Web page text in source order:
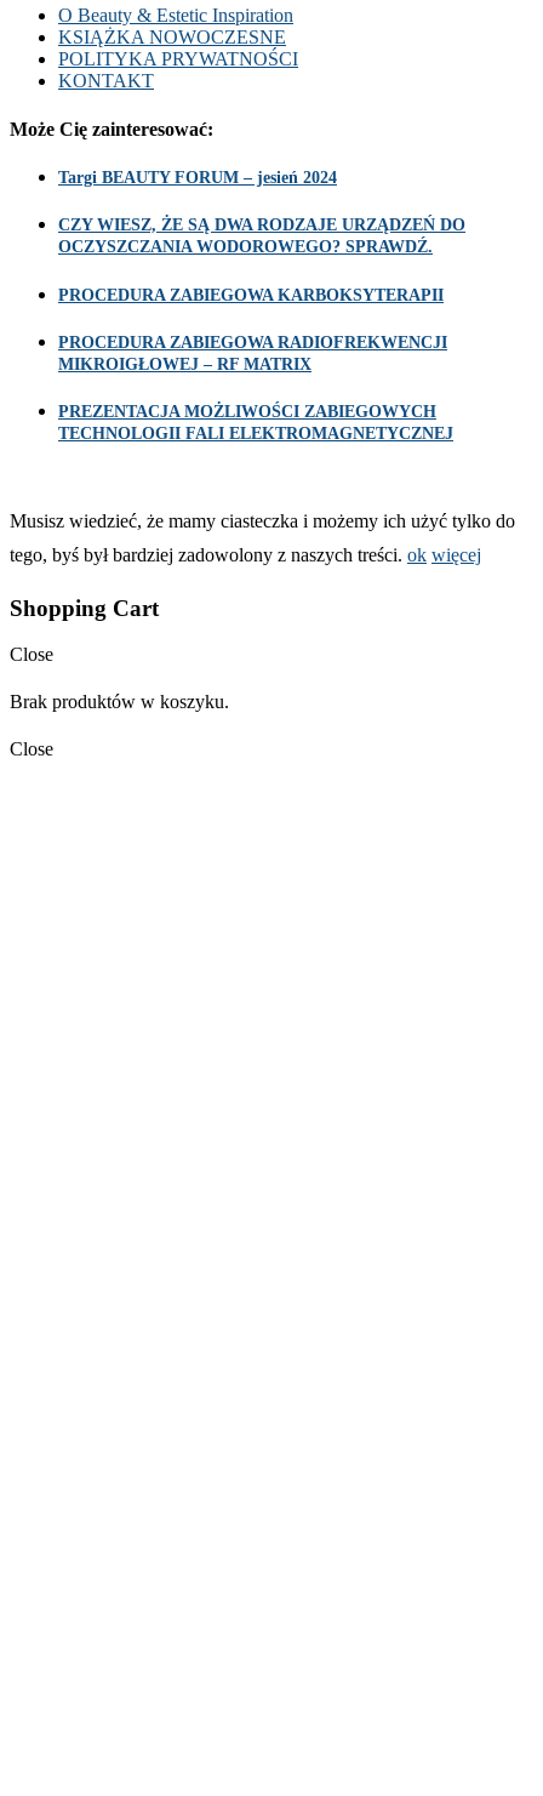
O Beauty & Estetic Inspiration
KSIĄŻKA NOWOCZESNE
POLITYKA PRYWATNOŚCI
KONTAKT
Może Cię zainteresować:
Targi BEAUTY FORUM – jesień 2024
CZY WIESZ, ŻE SĄ DWA RODZAJE URZĄDZEŃ DO
OCZYSZCZANIA WODOROWEGO? SPRAWDŹ.
PROCEDURA ZABIEGOWA KARBOKSYTERAPII
PROCEDURA ZABIEGOWA RADIOFREKWENCJI
MIKROIGŁOWEJ – RF MATRIX
PREZENTACJA MOŻLIWOŚCI ZABIEGOWYCH
TECHNOLOGII FALI ELEKTROMAGNETYCZNEJ
Musisz wiedzieć, że mamy ciasteczka i możemy ich użyć tylko do
tego, byś był bardziej zadowolony z naszych treści. ok więcej
Shopping Cart
Close
Brak produktów w koszyku.
Close